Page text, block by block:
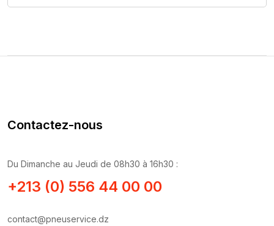
Contactez-nous
Du Dimanche au Jeudi de 08h30 à 16h30 :
+213 (0) 556 44 00 00
contact@pneuservice.dz